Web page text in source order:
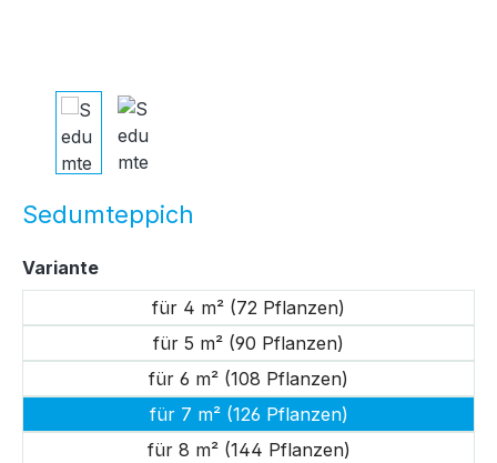
Sedumteppich
Varianteauswählen
für 4 m² (72 Pflanzen)
für 5 m² (90 Pflanzen)
für 6 m² (108 Pflanzen)
für 7 m² (126 Pflanzen)
für 8 m² (144 Pflanzen)